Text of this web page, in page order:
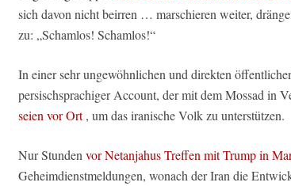
sich davon nicht beirren … marschieren weiter,
zu: „Schamlos! Schamlos!“
In einer sehr ungewöhnlichen und direkten
persischsprachiger Account, der mit dem Mossad in
seien vor Ort, um das iranische Volk zu unterstützen.
Nur Stunden vor Netanjahus Treffen mit Trump in
Geheimdienstmeldungen, wonach der Iran die